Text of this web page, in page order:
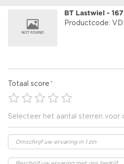
BT Lastwiel -
Productcode:
Totaal score
Selecteer het aantal sterren voor